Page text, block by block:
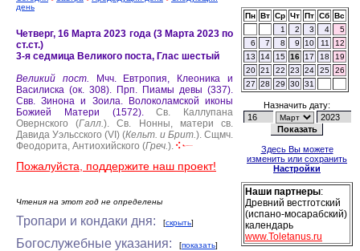
день
Четверг, 16 Марта 2023 года (3 Марта 2023 по
ст.ст.)
3-я седмица Великого поста, Глас шестый
Великий пост.
Мчч. Евтропия, Клеоника и
Василиска (ок. 308). Прп. Пиамы девы (337).
Свв. Зинона и Зоила.
Волоколамской иконы
Божией Матери (1572).Св. Каллупана
Овернского (Галл.).
Св. Нонны, матери св.
Давида Уэльсского (VI) (Кельт. и Брит.). Сщмч.
Феодорита, Антиохийского (Греч.).
Пожалуйста, поддержите наш проект!
Чтения на этот год не определены
Тропари и кондаки дня: [скрыть]
Богослужебные указания: [показать]
Пн Вт Ср Чт Пт Сб Вс
1
2 3 4
5
6
7 8 9 10 11
12
13
14 15 16 17 18
19
20 21 22 23 24 25
26
27
28 29 30 31
Назначить дату:
Здесь Вы можете
изменить или сохранить
Настройки
Наши партнеры:
Древний вестготский
(испано-мосарабский)
календарь
www.Toletanus.ru